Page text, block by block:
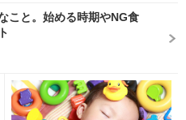
こと。始める時期やNG食